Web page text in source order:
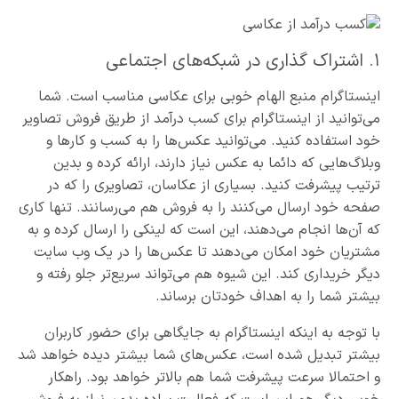
۱. اشتراک گذاری در شبکه‌های اجتماعی
اینستاگرام منبع الهام خوبی برای عکاسی مناسب است. شما
می‌توانید از اینستاگرام برای کسب درآمد از طریق فروش تصاویر
خود استفاده کنید. می‌توانید عکس‌ها را به کسب و کارها و
وبلاگ‌هایی که دائما به عکس نیاز دارند، ارائه کرده و بدین
ترتیب پیشرفت کنید. بسیاری از عکاسان، تصاویری را که در
صفحه خود ارسال می‌کنند را به فروش هم می‌رسانند. تنها کاری
که آن‌ها انجام می‌دهند، این است که لینکی را ارسال کرده و به
مشتریان خود امکان می‌دهند تا عکس‌ها را در یک وب سایت
دیگر خریداری کند. این شیوه هم می‌تواند سریع‌تر جلو رفته و
بیشتر شما را به اهداف خودتان برساند.
با توجه به اینکه اینستاگرام به جایگاهی برای حضور کاربران
بیشتر تبدیل شده است، عکس‌های شما بیشتر دیده خواهد شد
و احتمالا سرعت پیشرفت شما هم بالاتر خواهد بود. راهکار